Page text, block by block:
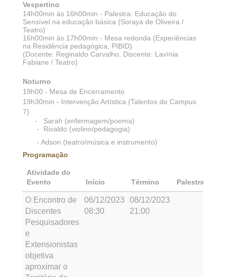
Vespertino
14h00min às 16h00min - Palestra: Educação do
Sensível na educação básica (Soraya de Oliveira /
Teatro)
16h00min às 17h00min - Mesa redonda (Experiências
na Residência pedagógica, PIBID)
(Docente: Reginaldo Carvalho, Discente: Lavínia
Fabiane / Teatro)
Noturno
19h00 - Mesa de Encerramento
19h30min - Intervenção Artística (Talentos do Campus
7)
- Sarah (enfermagem/poema)
- Rivaldo (violino/pedagogia)
- Adson (teatro/música e instrumento)
Programação
Atividade do
Evento
Início Término Palestrante
O Encontro de
Discentes
Pesquisadores
e
Extensionistas
objetiva
aproximar o
06/12/2023
08:30
08/12/2023
21:00